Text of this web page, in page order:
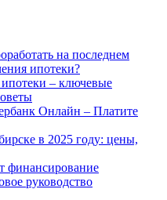
на последнем
ипотеки?
– ключевые
Онлайн – Платите
в 2025 году: цены,
финансирование
руководство